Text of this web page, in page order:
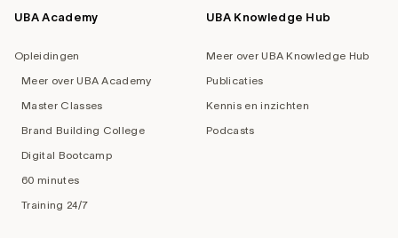
UBA Academy
Opleidingen
Meer over UBA Academy
Master Classes
Brand Building College
Digital Bootcamp
60 minutes
Training 24/7
UBA Knowledge Hub
Meer over UBA Knowledge Hub
Publicaties
Kennis en inzichten
Podcasts